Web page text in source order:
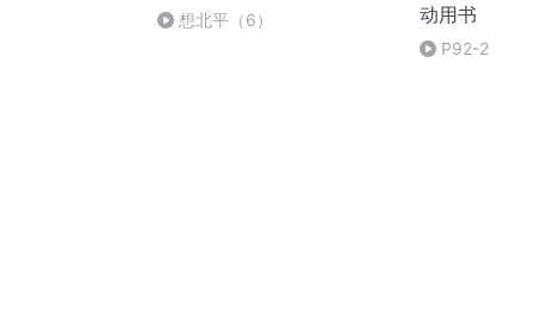
想北平（6）
动用书
P92-2